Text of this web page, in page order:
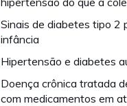
Sinais de diabetes tipo 2
infância
Hipertensão e diabetes
Doença crônica tratada
com medicamentos em